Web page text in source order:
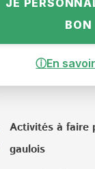
BON
ⓘEn
Activités à faire
gaulois